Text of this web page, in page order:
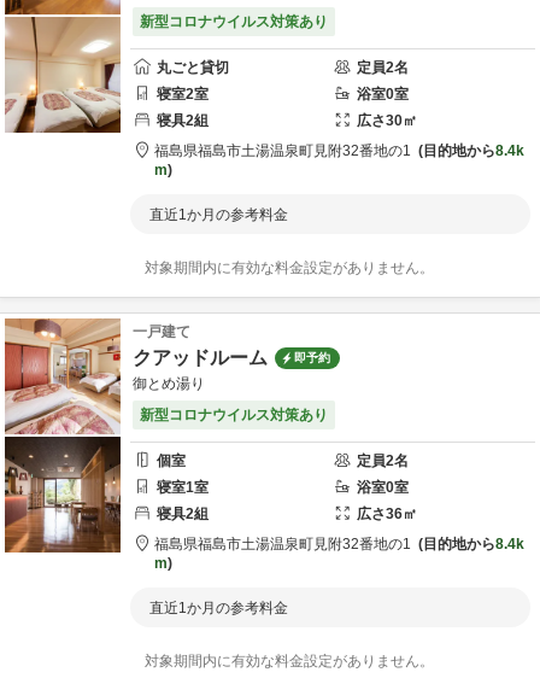
新型コロナウイルス対策あり
丸ごと貸切 定員2名
寝室2室 浴室0室
寝具2組 広さ30㎡
福島県福島市土湯温泉町見附32番地の1 目的地から8.4k
m
直近1か月の参考料金
対象期間内に有効な料金設定がありません。
一戸建て
クアッドルーム 即予約
御とめ湯り
新型コロナウイルス対策あり
個室 定員2名
寝室1室 浴室0室
寝具2組 広さ36㎡
福島県福島市土湯温泉町見附32番地の1 目的地から8.4k
m
直近1か月の参考料金
対象期間内に有効な料金設定がありません。